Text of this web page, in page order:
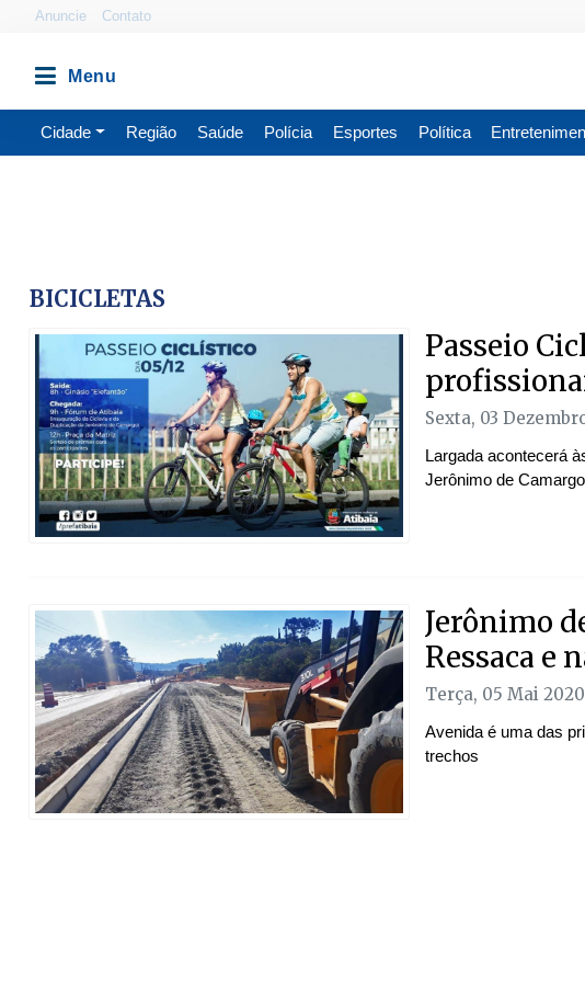
Anuncie Contato
Cidade Região Saúde Polícia Esportes Política
BICICLETAS
Passeio
Sexta, 03
Largada acontecerá
Jerônimo de
Jerônimo
Ressaca e
Terça, 05 Mai 2020
Avenida é uma das
trechos